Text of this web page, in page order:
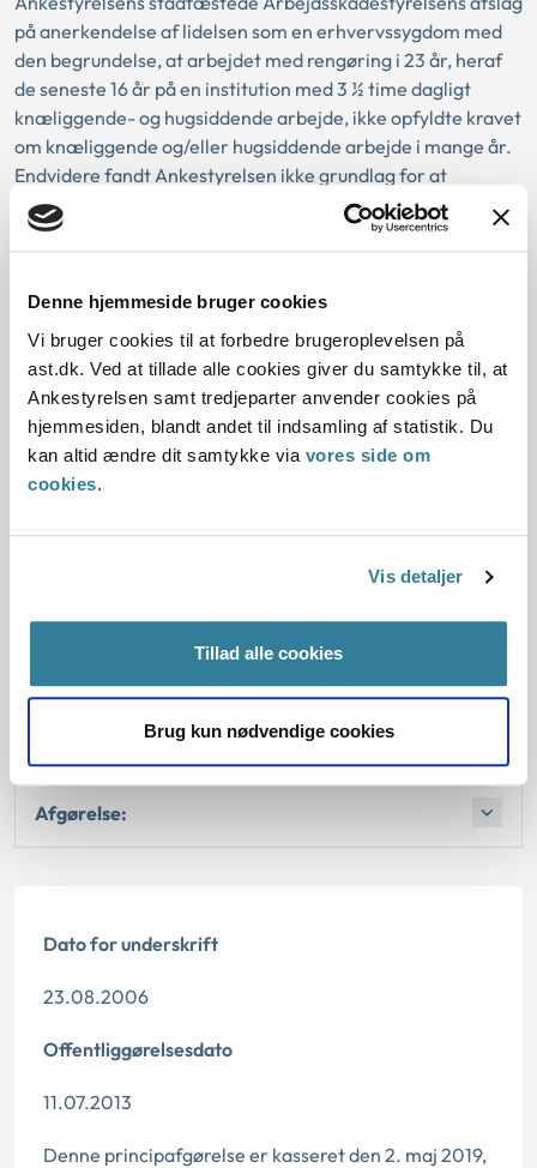
Denne hjemmeside bruger cookies
Vi bruger cookies til at forbedre brugeroplevelsen på
ast.dk. Ved at tillade alle cookies giver du samtykke til, at
Ankestyrelsen samt tredjeparter anvender cookies på
hjemmesiden, blandt andet til indsamling af statistik. Du
kan altid ændre dit samtykke via vores side om
cookies.
Vis detaljer
Tillad alle cookies
Brug kun nødvendige cookies
på anerkendelse af lidelsen som en erhvervssygdom med
den begrundelse, at arbejdet med rengøring i 23 år, heraf
de seneste 16 år på en institution med 3 ½ time dagligt
knæliggende- og hugsiddende arbejde, ikke opfyldte kravet
om knæliggende og/eller hugsiddende arbejde i mange år.
Endvidere fandt Ankestyrelsen ikke grundlag for at
forelægge sagen for erhvervssygdomsudvalget.
Sag nr. 3. ( j.nr. 1204443-06)
I sagen havde en nu 61-årig dagplejers egen læge anmeldt
en knælidelse i højre knæ. Ankestyrelsens stadfæstede
Arbejdsskadestyrelsens afslag på anerkendelse af lidelsen
som en erhvervssygdom med den begrundelse, at arbejdet
med børnepasning gennem 32 år ikke opfyldte kravet om
knæliggende og/eller hugsiddende arbejde i mange år.
Endvidere fandt Ankestyrelsen ikke grundlag for at
Afgørelse:
Dato for underskrift
23.08.2006
Offentliggørelsesdato
11.07.2013
Denne principafgørelse er kasseret den 2. maj 2019,